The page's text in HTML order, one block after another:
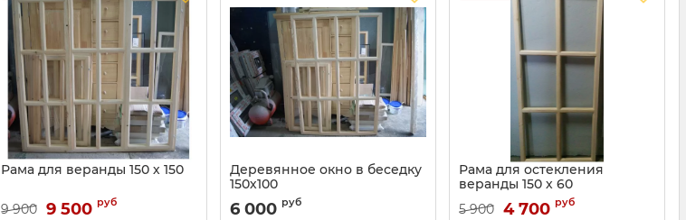
Рама для веранды 150 х 150
9 900 9 500 руб
Деревянное окно в беседку
150х100
6 000 руб
Рама для остекления
веранды 150 х 60
5 900 4 700 руб